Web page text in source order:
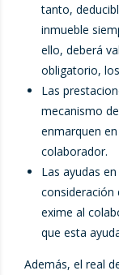
tanto,
inmueble
ello, deberá
obligatorio,
Las
mecanismo
enmarquen
colaborador.
Las ayudas
consideración
exime al
que esta
Además, el real